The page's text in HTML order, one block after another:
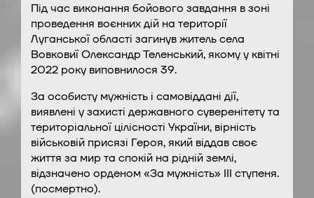
Під час виконання бойового завдання в зоні
проведення воєнних дій на території
Луганської області загинув житель села
Вовковиї Олександр Теленський, якому у квітні
2022 року виповнилося 39.
За особисту мужність і самовіддані дії,
виявлені у захисті державного суверенітету та
територіальної цілісності України, вірність
військовій присязі Героя, який віддав своє
життя за мир та спокій на рідній землі,
відзначено орденом «За мужність» ІІІ ступеня.
(посмертно).